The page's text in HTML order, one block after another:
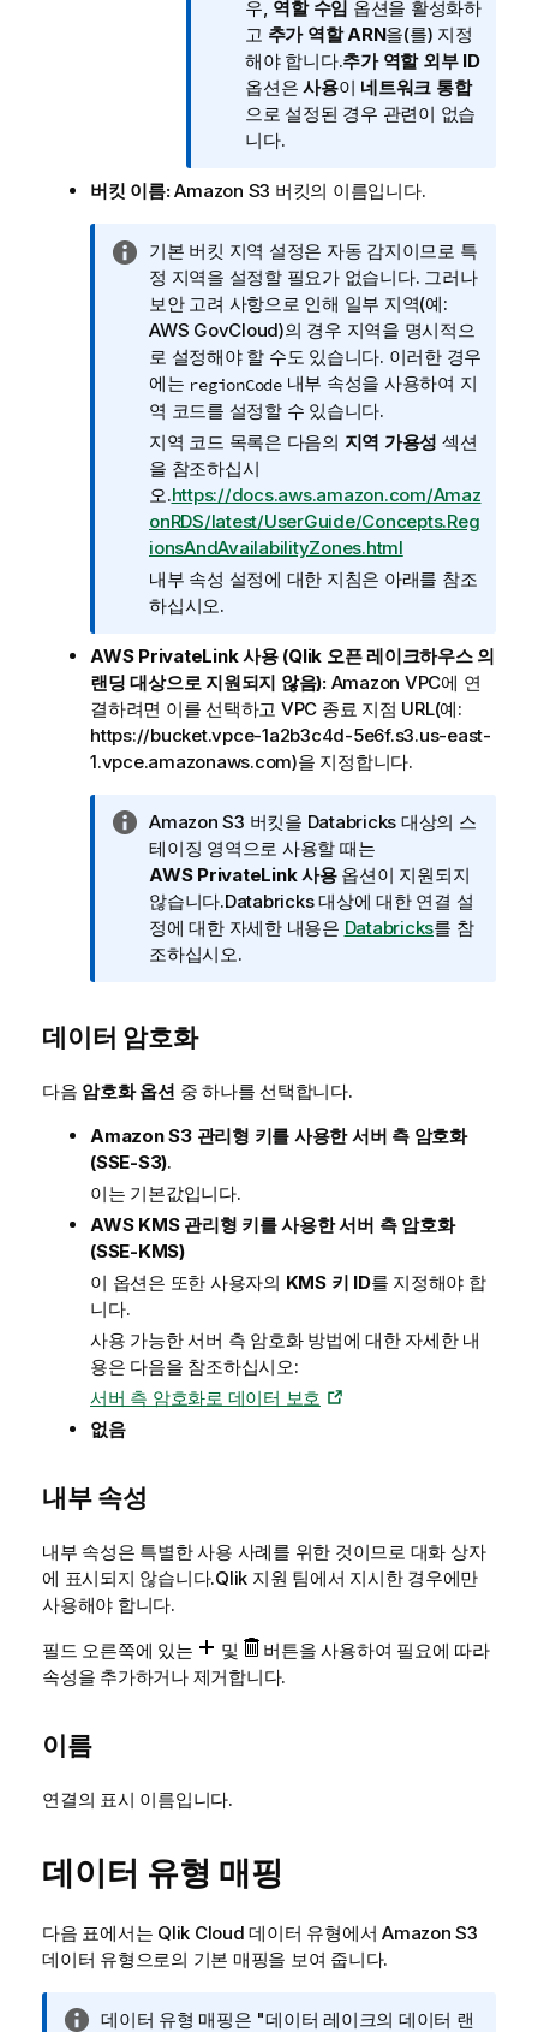
모
우, 역할 수임 옵션을 활성화하
고 추가 역할 ARN을(를) 지정
해야 합니다.추가 역할 외부 ID
옵션은 사용이 네트워크 통합
으로 설정된 경우 관련이 없습
니다.
버킷 이름:Amazon S3 버킷의 이름입니다.
정
보
메
모
기본 버킷 지역 설정은 자동 감지이므로 특
정 지역을 설정할 필요가 없습니다. 그러나
보안 고려 사항으로 인해 일부 지역(예:
AWS GovCloud)의 경우 지역을 명시적으
로 설정해야 할 수도 있습니다. 이러한 경우
에는 regionCode내부 속성을 사용하여 지
역 코드를 설정할 수 있습니다.
지역 코드 목록은 다음의 지역 가용성 섹션
을 참조하십시
오.https://docs.aws.amazon.com/Amaz
onRDS/latest/UserGuide/Concepts.Reg
ionsAndAvailabilityZones.html
내부 속성 설정에 대한 지침은 아래를 참조
하십시오.
AWS PrivateLink 사용 (Qlik 오픈 레이크하우스의
랜딩 대상으로 지원되지 않음):Amazon VPC에 연
결하려면 이를 선택하고 VPC 종료 지점 URL(예:
https://bucket.vpce-1a2b3c4d-5e6f.s3.us-east-
1.vpce.amazonaws.com)을 지정합니다.
정
보
메
모
Amazon S3 버킷을 Databricks 대상의 스
테이징 영역으로 사용할 때는
AWS PrivateLink 사용옵션이 지원되지
않습니다.Databricks 대상에 대한 연결 설
정에 대한 자세한 내용은 Databricks를 참
조하십시오.
데이터 암호화
다음 암호화 옵션 중 하나를 선택합니다.
Amazon S3 관리형 키를 사용한 서버 측 암호화
(SSE-S3).
이는 기본값입니다.
AWS KMS 관리형 키를 사용한 서버 측 암호화
(SSE-KMS)
이 옵션은 또한 사용자의 KMS 키 ID를 지정해야 합
니다.
사용 가능한 서버 측 암호화 방법에 대한 자세한 내
용은 다음을 참조하십시오:
서버 측 암호화로 데이터 보호
없음
내부 속성
내부 속성은 특별한 사용 사례를 위한 것이므로 대화 상자
에 표시되지 않습니다.Qlik 지원 팀에서 지시한 경우에만
사용해야 합니다.
필드 오른쪽에 있는
및
버튼을 사용하여 필요에 따라
속성을 추가하거나 제거합니다.
이름
연결의 표시 이름입니다.
데이터 유형 매핑
다음 표에서는 Qlik Cloud 데이터 유형에서 Amazon S3
데이터 유형으로의 기본 매핑을 보여 줍니다.
정
데이터 유형 매핑은 "데이터 레이크의 데이터 랜